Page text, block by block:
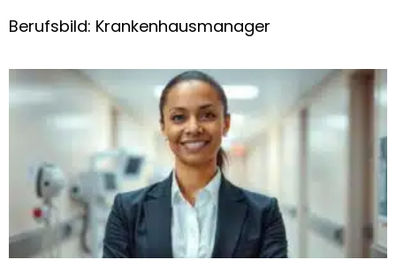
Berufsbild: Krankenhausmanager